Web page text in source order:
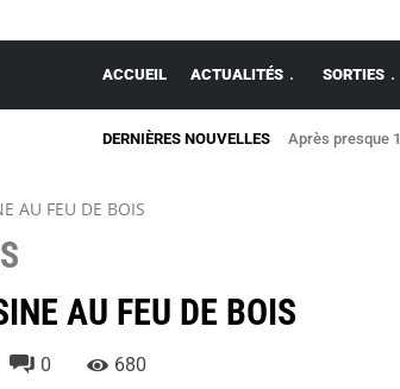
ACCUEIL ACTUALITÉS SORTIES
DERNIÈRES NOUVELLES Après presque
AU FEU DE BOIS
AU FEU DE BOIS
0 680